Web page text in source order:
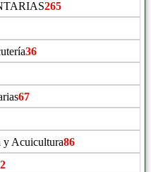
265
36
67
y Acuicultura86
2